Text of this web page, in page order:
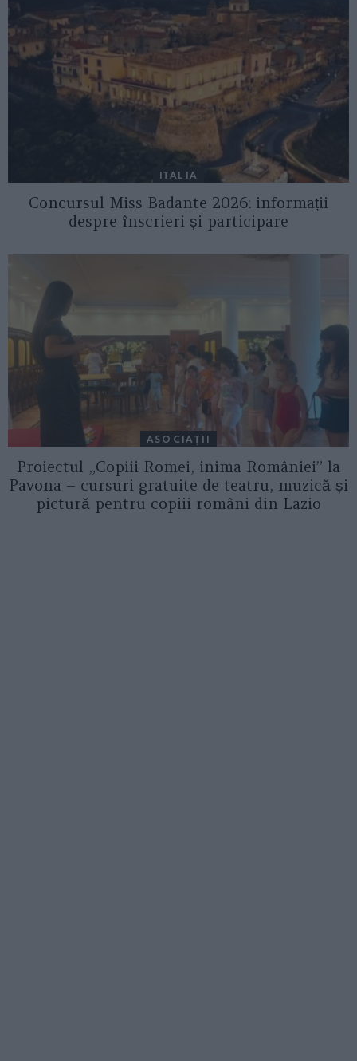
ITALIA
Concursul Miss Badante 2026: informații
despre înscrieri și participare
ASOCIAŢII
Proiectul „Copiii Romei, inima României” la
Pavona – cursuri gratuite de teatru, muzică și
pictură pentru copiii români din Lazio